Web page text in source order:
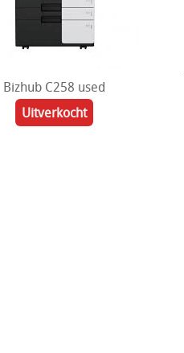
Bizhub C258 used
Uitverkocht